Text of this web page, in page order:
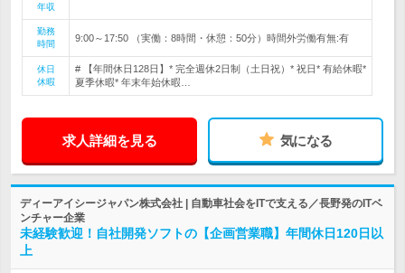
年収
勤務
時間
9:00～17:50 （実働：8時間・休憩：50分）時間外労働有無:有
休日
休暇
# 【年間休日128日】* 完全週休2日制（土日祝）* 祝日* 有給休暇*
夏季休暇* 年末年始休暇…
求人詳細を見る 気になる
ディーアイシージャパン株式会社 | 自動車社会をITで支える／長野発のITベ
ンチャー企業
未経験歓迎！自社開発ソフトの【企画営業職】年間休日120日以
上